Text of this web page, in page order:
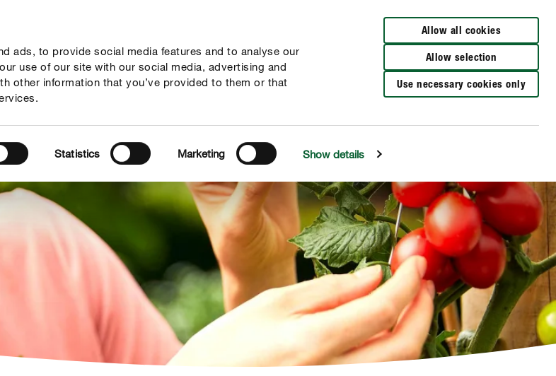
ads, to provide social media features and to analyse our
use of our site with our social media, advertising and
other information that you’ve provided to them or that
Statistics Marketing Show details
Allow all cookies
Allow selection
Use necessary cookies only
Kde koupit Společnost